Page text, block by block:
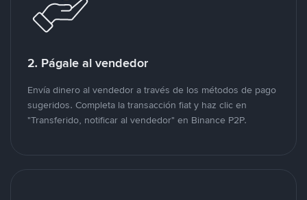
2. Págale al vendedor
Envía dinero al vendedor a través de los métodos de pago
sugeridos. Completa la transacción fiat y haz clic en
"Transferido, notificar al vendedor" en Binance P2P.